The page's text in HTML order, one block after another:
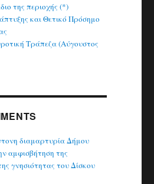
της περιοχής (*)
και Θετικό Πρόσημο
Τράπεζα (Αύγουστος
διαμαρτυρία Δήμου
αμφισβήτηση της
γνησιότητας του Δίσκου